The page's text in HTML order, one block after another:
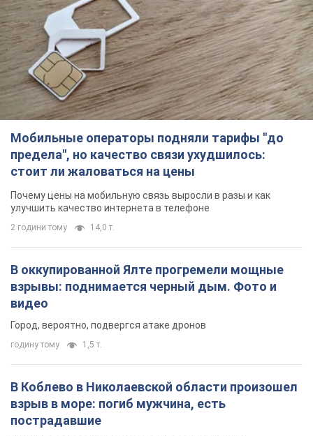
Мобильные операторы подняли тарифы "до
предела", но качество связи ухудшилось:
стоит ли жаловаться на цены
Почему цены на мобильную связь выросли в разы и как
улучшить качество интернета в телефоне
2 години тому 14,0 т.
В оккупированной Ялте прогремели мощные
взрывы: поднимается черный дым. Фото и
видео
Город, вероятно, подвергся атаке дронов
годину тому 1,5 т.
В Коблево в Николаевской области произошел
взрыв в море: погиб мужчина, есть
пострадавшие